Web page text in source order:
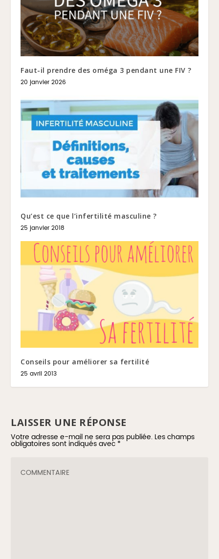
Faut-il prendre des oméga 3 pendant une FIV ?
20 janvier 2026
Qu’est ce que l’infertilité masculine ?
25 janvier 2018
Conseils pour améliorer sa fertilité
25 avril 2013
LAISSER UNE RÉPONSE
Votre adresse e-mail ne sera pas publiée. Les champs
obligatoires sont indiqués avec *